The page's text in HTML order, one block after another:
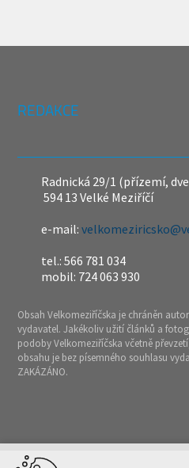
REDAKCE
Radnická 29/1 (přízemí,
594 13 Velké Meziříčí
e-mail:
tel.: 566 781 034
mobil: 724 063 930
Obsah Velkomeziříčska je chráněn
vydavatel. Jakékoliv užití článků a
podoby Velkomeziříčska včetně
obsahu je bez písemného souhlasu
ZAKÁZÁNO.